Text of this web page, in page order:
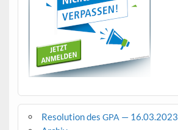
Resolution des GPA — 16.03.2023